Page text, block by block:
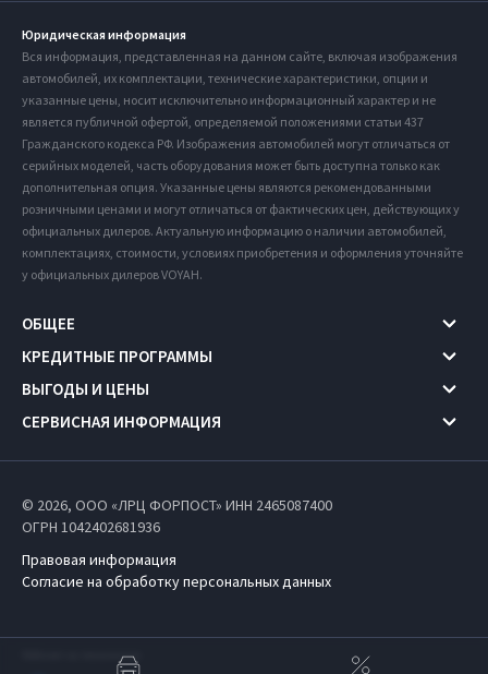
Юридическая информация
Вся информация, представленная на данном сайте, включая изображения
автомобилей, их комплектации, технические характеристики, опции и
указанные цены, носит исключительно информационный характер и не
является публичной офертой, определяемой положениями статьи 437
Гражданского кодекса РФ. Изображения автомобилей могут отличаться от
серийных моделей, часть оборудования может быть доступна только как
дополнительная опция. Указанные цены являются рекомендованными
розничными ценами и могут отличаться от фактических цен, действующих у
официальных дилеров. Актуальную информацию о наличии автомобилей,
комплектациях, стоимости, условиях приобретения и оформления уточняйте
у официальных дилеров VOYAH.
ОБЩЕЕ
КРЕДИТНЫЕ ПРОГРАММЫ
ВЫГОДЫ И ЦЕНЫ
СЕРВИСНАЯ ИНФОРМАЦИЯ
© 2026, ООО «ЛРЦ ФОРПОСТ» ИНН 2465087400
ОГРН 1042402681936
Правовая информация
Согласие на обработку персональных данных
Работает на технологиях